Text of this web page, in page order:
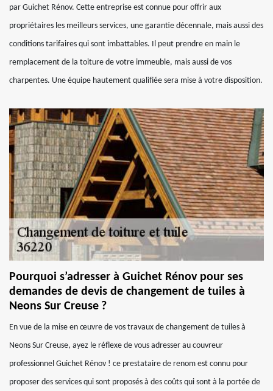
par Guichet Rénov. Cette entreprise est connue pour offrir aux
propriétaires les meilleurs services, une garantie décennale, mais aussi des
conditions tarifaires qui sont imbattables. Il peut prendre en main le
remplacement de la toiture de votre immeuble, mais aussi de vos
charpentes. Une équipe hautement qualifiée sera mise à votre disposition.
Pourquoi s’adresser à Guichet Rénov pour ses
demandes de devis de changement de tuiles à
Neons Sur Creuse ?
En vue de la mise en œuvre de vos travaux de changement de tuiles à
Neons Sur Creuse, ayez le réflexe de vous adresser au couvreur
professionnel Guichet Rénov ! ce prestataire de renom est connu pour
proposer des services qui sont proposés à des coûts qui sont à la portée de